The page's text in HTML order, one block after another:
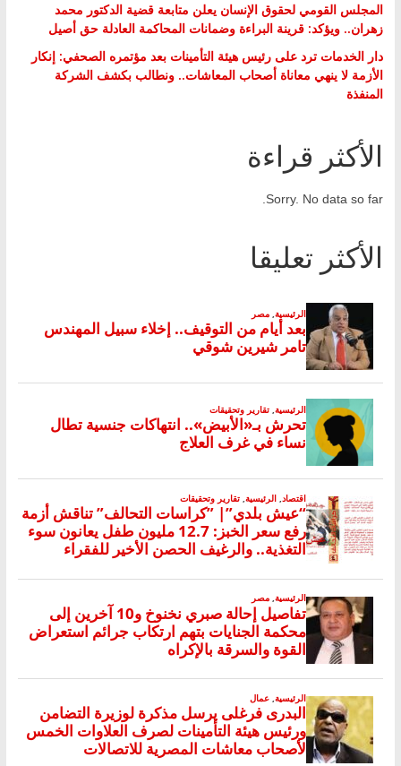
المجلس القومي لحقوق الإنسان يعلن متابعة قضية الدكتور محمد
زهران.. ويؤكد: قرينة البراءة وضمانات المحاكمة العادلة حق أصيل
دار الخدمات ترد على رئيس هيئة التأمينات بعد مؤتمره الصحفي: إنكار
الأزمة لا ينهي معاناة أصحاب المعاشات.. ونطالب بكشف الشركة
المنفذة
الأكثر قراءة
Sorry. No data so far.
الأكثر تعليقا